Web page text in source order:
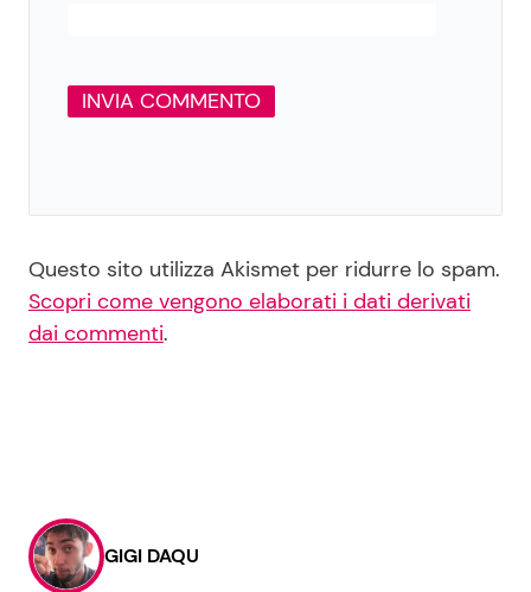
Questo sito utilizza Akismet per ridurre lo spam.
Scopri come vengono elaborati i dati derivati
dai commenti.
GIGI DAQU